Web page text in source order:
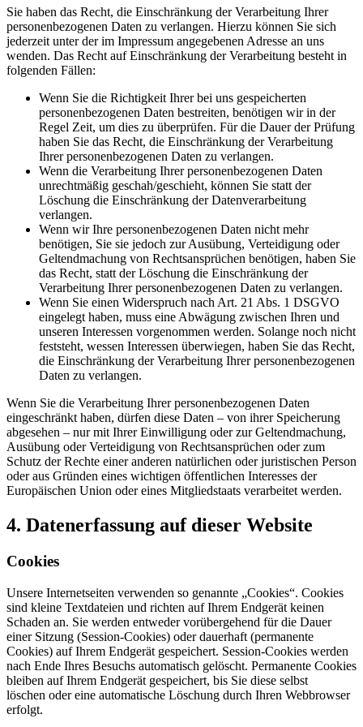
Sie haben das Recht, die Einschränkung der Verarbeitung Ihrer
personenbezogenen Daten zu verlangen. Hierzu können Sie sich
jederzeit unter der im Impressum angegebenen Adresse an uns
wenden. Das Recht auf Einschränkung der Verarbeitung besteht in
folgenden Fällen:
Wenn Sie die Richtigkeit Ihrer bei uns gespeicherten
personenbezogenen Daten bestreiten, benötigen wir in der
Regel Zeit, um dies zu überprüfen. Für die Dauer der Prüfung
haben Sie das Recht, die Einschränkung der Verarbeitung
Ihrer personenbezogenen Daten zu verlangen.
Wenn die Verarbeitung Ihrer personenbezogenen Daten
unrechtmäßig geschah/geschieht, können Sie statt der
Löschung die Einschränkung der Datenverarbeitung
verlangen.
Wenn wir Ihre personenbezogenen Daten nicht mehr
benötigen, Sie sie jedoch zur Ausübung, Verteidigung oder
Geltendmachung von Rechtsansprüchen benötigen, haben Sie
das Recht, statt der Löschung die Einschränkung der
Verarbeitung Ihrer personenbezogenen Daten zu verlangen.
Wenn Sie einen Widerspruch nach Art. 21 Abs. 1 DSGVO
eingelegt haben, muss eine Abwägung zwischen Ihren und
unseren Interessen vorgenommen werden. Solange noch nicht
feststeht, wessen Interessen überwiegen, haben Sie das Recht,
die Einschränkung der Verarbeitung Ihrer personenbezogenen
Daten zu verlangen.
Wenn Sie die Verarbeitung Ihrer personenbezogenen Daten
eingeschränkt haben, dürfen diese Daten – von ihrer Speicherung
abgesehen – nur mit Ihrer Einwilligung oder zur Geltendmachung,
Ausübung oder Verteidigung von Rechtsansprüchen oder zum
Schutz der Rechte einer anderen natürlichen oder juristischen Person
oder aus Gründen eines wichtigen öffentlichen Interesses der
Europäischen Union oder eines Mitgliedstaats verarbeitet werden.
4. Datenerfassung auf dieser Website
Cookies
Unsere Internetseiten verwenden so genannte „Cookies“. Cookies
sind kleine Textdateien und richten auf Ihrem Endgerät keinen
Schaden an. Sie werden entweder vorübergehend für die Dauer
einer Sitzung (Session-Cookies) oder dauerhaft (permanente
Cookies) auf Ihrem Endgerät gespeichert. Session-Cookies werden
nach Ende Ihres Besuchs automatisch gelöscht. Permanente Cookies
bleiben auf Ihrem Endgerät gespeichert, bis Sie diese selbst
löschen oder eine automatische Löschung durch Ihren Webbrowser
erfolgt.